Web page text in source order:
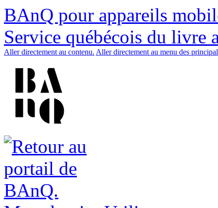
BAnQ pour appareils
Service québécois du livre
Aller directement au contenu. Aller directement au menu des